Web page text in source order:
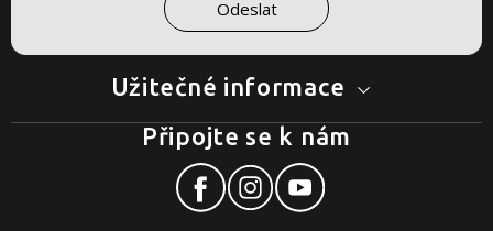
Užitečné informace
Připojte se k nám